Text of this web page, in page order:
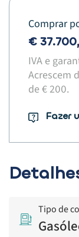
Comprar
€
IVA e
Acrescem
de € 200.​
Fazer
Tipo de